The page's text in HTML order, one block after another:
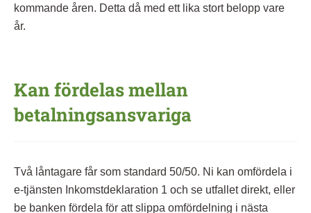
kommande åren. Detta då med ett lika stort belopp vare
år.
Kan fördelas mellan
betalningsansvariga
Två låntagare får som standard 50/50. Ni kan omfördela i
e-tjänsten Inkomstdeklaration 1 och se utfallet direkt, eller
be banken fördela för att slippa omfördelning i nästa